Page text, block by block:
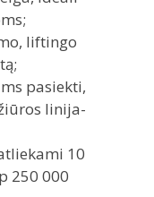
liftingo
pasiekti,
linija-
10
250 000